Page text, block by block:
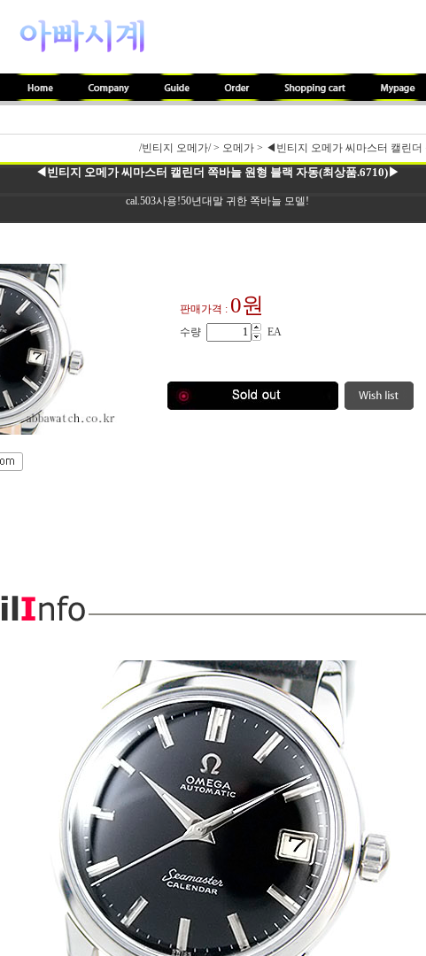
/빈티지 오메가/ > 오메가 > ◀빈티지 오메가 씨마스터 캘린
◀빈티지 오메가 씨마스터 캘린더 쪽바늘 원형 블랙 자동(최상품.6710)▶
cal.503사용!50년대말 귀한 쪽바늘 모델!
판매가격 : 0원
수량 EA